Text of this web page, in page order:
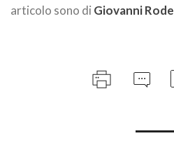
articolo sono di Giovanni